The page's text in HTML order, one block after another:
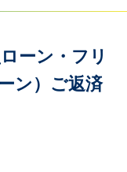
ーン・フリ
ン）ご返済